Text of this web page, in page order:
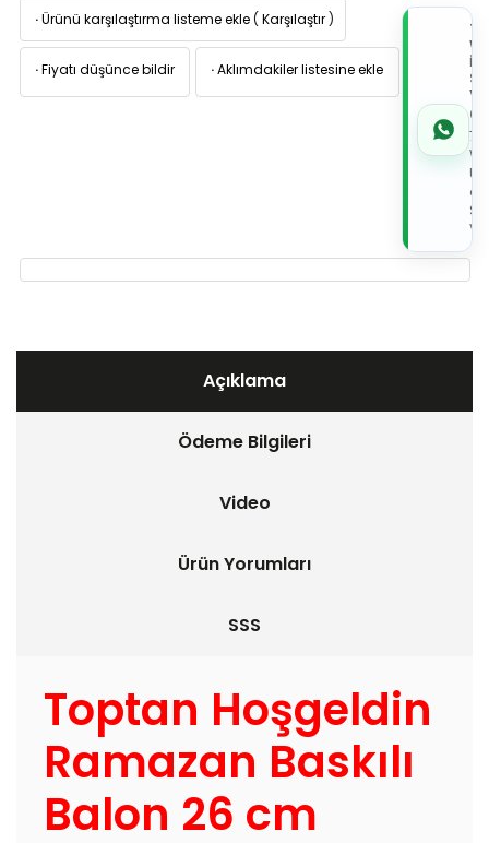
·Ürünü karşılaştırma listeme ekle ( Karşılaştır )
·Fiyatı düşünce bildir ·Aklımdakiler listesine ekle
İLE
de
Açıklama
Ödeme Bilgileri
Video
Ürün Yorumları
SSS
Toptan Hoşgeldin
Ramazan Baskılı
Balon 26 cm